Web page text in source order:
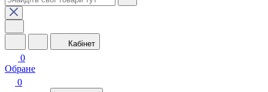
Кабінет
0
Обране
0